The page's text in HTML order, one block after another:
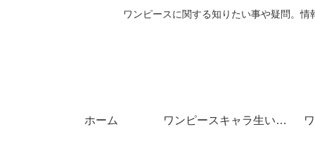
ワンピースに関する知りたい事や疑問。
ホーム ワンピースキャラ生い立ち